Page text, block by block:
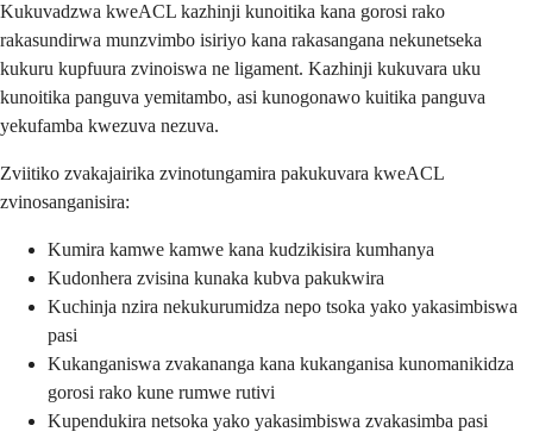
Kukuvadzwa kweACL kazhinji kunoitika kana gorosi rako
rakasundirwa munzvimbo isiriyo kana rakasangana nekunetseka
kukuru kupfuura zvinoiswa ne ligament. Kazhinji kukuvara uku
kunoitika panguva yemitambo, asi kunogonawo kuitika panguva
yekufamba kwezuva nezuva.
Zviitiko zvakajairika zvinotungamira pakukuvara kweACL
zvinosanganisira:
Kumira kamwe kamwe kana kudzikisira kumhanya
Kudonhera zvisina kunaka kubva pakukwira
Kuchinja nzira nekukurumidza nepo tsoka yako yakasimbiswa
pasi
Kukanganiswa zvakananga kana kukanganisa kunomanikidza
gorosi rako kune rumwe rutivi
Kupendukira netsoka yako yakasimbiswa zvakasimba pasi